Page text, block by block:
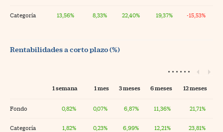
Categoría 13,56% 8,33% 22,40% 19,37% -15,53%
Rentabilidades a corto plazo (%)
1 semana 1 mes 3 meses 6 meses 12 meses
Fondo 0,82% 0,07% 6,87% 11,36% 21,71%
Categoría 1,82% 0,23% 6,99% 12,21% 23,81%